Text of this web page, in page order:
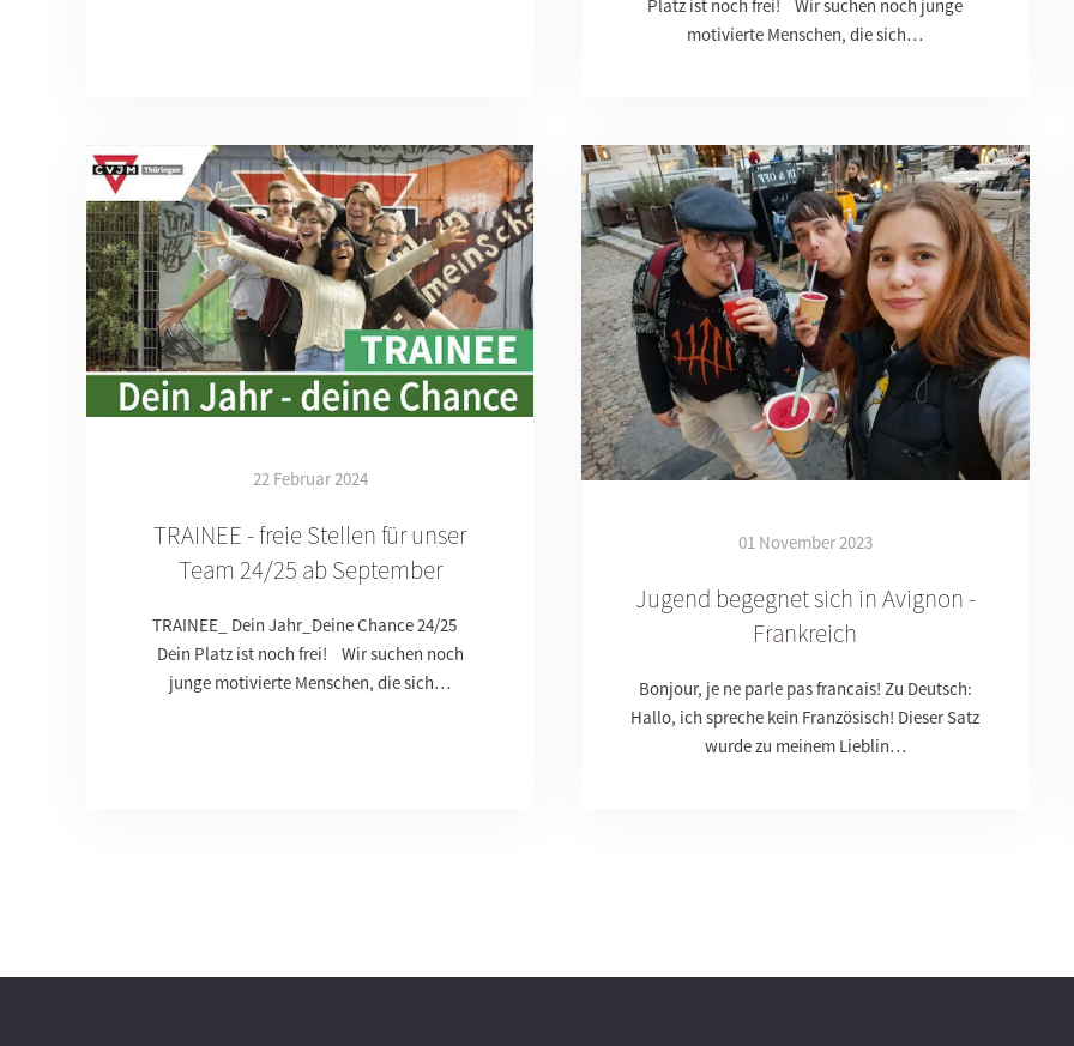
Platz ist noch frei! Wir suchen noch junge
motivierte Menschen, die sich…
22 Februar 2024
TRAINEE - freie Stellen für unser
Team 24/25 ab September
TRAINEE_ Dein Jahr_Deine Chance 24/25
Dein Platz ist noch frei! Wir suchen noch
junge motivierte Menschen, die sich…
01 November 2023
Jugend begegnet sich in Avignon -
Frankreich
Bonjour, je ne parle pas francais! Zu Deutsch:
Hallo, ich spreche kein Französisch! Dieser Satz
wurde zu meinem Lieblin…